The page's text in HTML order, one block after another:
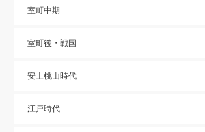
室町中期
室町後・戦国
安土桃山時代
江戸時代